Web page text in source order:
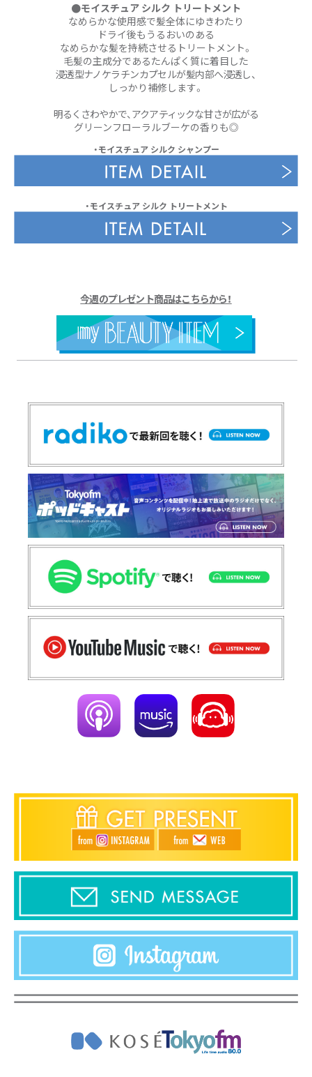
●モイスチュア シルク トリートメント
なめらかな使用感で髪全体にゆきわたり
ドライ後もうるおいのある
なめらかな髪を持続させるトリートメント。
毛髪の主成分であるたんぱく質に着目した
浸透型ナノケラチンカプセルが髪内部へ浸透し、
しっかり補修します。
明るくさわやかで、アクアティックな甘さが広がる
グリーンフローラルブーケの香りも◎
・モイスチュア シルク シャンプー
・モイスチュア シルク トリートメント
今週のプレゼント商品はこちらから！